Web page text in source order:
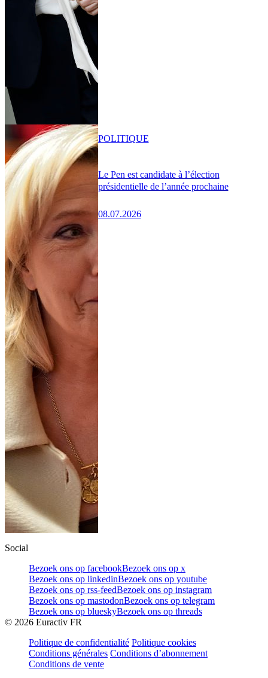
Le Pen est candidate à l’élection
présidentielle de l’année prochaine
08.07.2026
POLITIQUE
Social
Bezoek ons op facebookBezoek ons op x
Bezoek ons op linkedinBezoek ons op youtube
Bezoek ons op rss-feedBezoek ons op instagram
Bezoek ons op mastodonBezoek ons op telegram
Bezoek ons op blueskyBezoek ons op threads
© 2026 Euractiv FR
Politique de confidentialité Politique cookies
Conditions générales Conditions d’abonnement
Conditions de vente